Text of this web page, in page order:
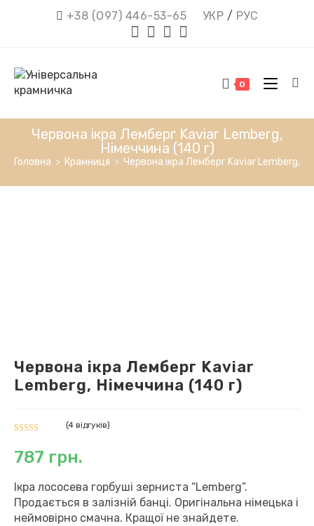
+38 (О97) 446-53-65 УКР / РУС
0
Червона ікра Лемберг Kaviar Lemberg,
Німеччина (140 г)
Головна > Крамниця > Червона ікра Лемберг Kaviar Lemberg,
Червона ікра Лемберг Kaviar
Lemberg, Німеччина (140 г)
5.00з 5 на
опитування
покупців
(4відгуків)
787 грн.
Ікра лососева горбуші зерниста “Lemberg”.
Продається в залізній банці. Оригінальна німецька і
неймовірно смачна. Кращої не знайдете.